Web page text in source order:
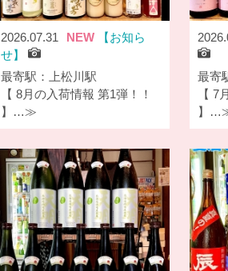
2026.07.31 NEW
お知ら
せ
最寄駅：上松川駅
【 8月の入荷情報 第1弾！！
】…≫
最寄
【 7
】